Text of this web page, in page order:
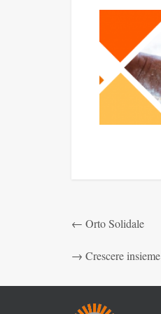
← Orto Solidale
→ Crescere insieme